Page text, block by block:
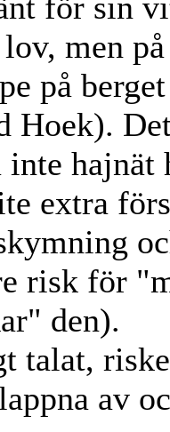
för sin
men
på
Hoek).
inte hajnät
extra
risk för
den).
talat,
av